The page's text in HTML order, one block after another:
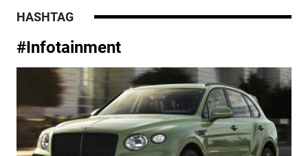
HASHTAG
#Infotainment